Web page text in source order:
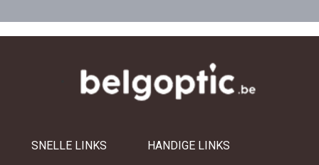
SNELLE LINKS HANDIGE LINKS